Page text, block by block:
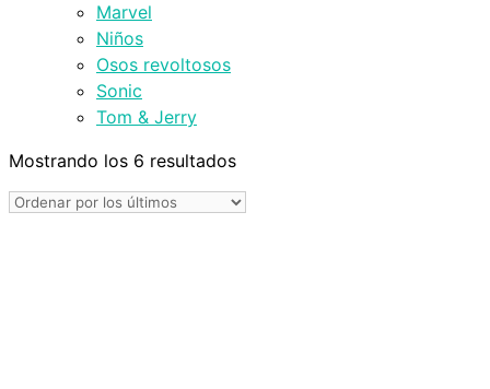
Marvel
Niños
Osos revoltosos
Sonic
Tom & Jerry
Mostrando los 6 resultados
por
los